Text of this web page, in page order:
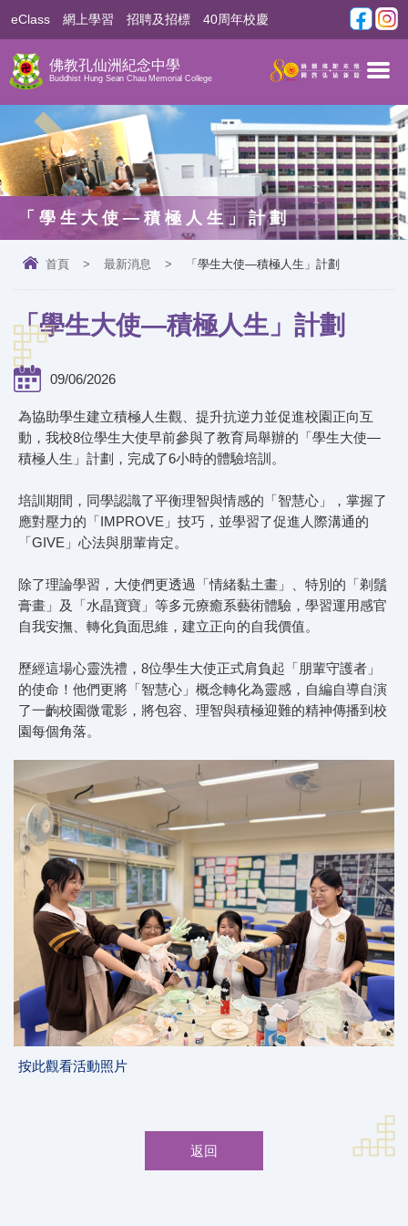
佛教孔仙洲紀念中學
Buddhist Hung Sean Chau Memorial College
eClass 網上學習 招聘及招標 40周年校慶
「學生大使—積極人生」計劃
首頁 > 最新消息 > 「學生大使—積極人生」計劃
「學生大使—積極人生」計劃
09/06/2026
為協助學生建立積極人生觀、提升抗逆力並促進校園正向互
動，我校8位學生大使早前參與了教育局舉辦的「學生大使—
積極人生」計劃，完成了6小時的體驗培訓。
培訓期間，同學認識了平衡理智與情感的「智慧心」，掌握了
應對壓力的「IMPROVE」技巧，並學習了促進人際溝通的
「GIVE」心法與朋輩肯定。
除了理論學習，大使們更透過「情緒黏土畫」、特別的「剃鬚
膏畫」及「水晶寶寶」等多元療癒系藝術體驗，學習運用感官
自我安撫、轉化負面思維，建立正向的自我價值。
歷經這場心靈洗禮，8位學生大使正式肩負起「朋輩守護者」
的使命！他們更將「智慧心」概念轉化為靈感，自編自導自演
了一齣校園微電影，將包容、理智與積極迎難的精神傳播到校
園每個角落。
按此觀看活動照片
返回